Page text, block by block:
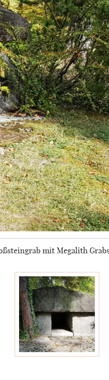
mit Megalith